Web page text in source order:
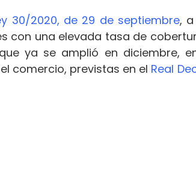
30/2020, de 29 de septiembre,
una elevada tasa de
ya se amplió en diciembre,
comercio, previstas en el Real